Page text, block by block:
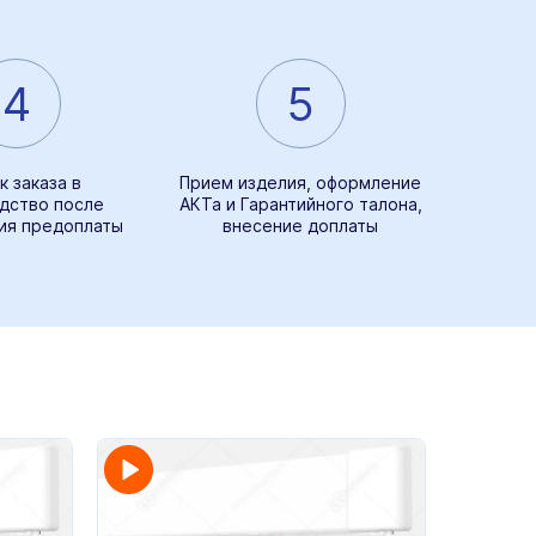
4
заказа в
после
предоплаты
5
Прием изделия, оформление
АКТа и Гарантийного талона,
внесение доплаты